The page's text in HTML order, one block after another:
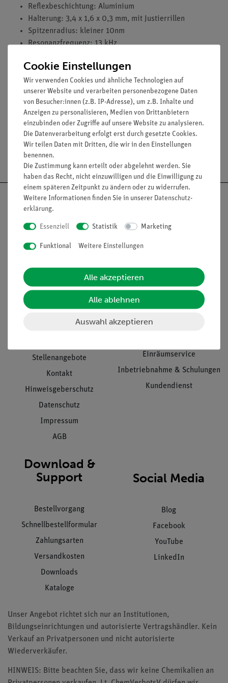
Reflexbeschichtung: Aluminium
Halterung: 3,4 x 1,6 x 0,3 mm, mit Justierrillen
Spitzenradius: kleiner 10nm
Resonanzfrequenz: 13 kHz
Länge: 0,45mm
Breite: 0,05mm
10 Stück
Gewicht: 0,04 kg
Nach oben
Informationen
Unternehmen
Projekte und Lösungen
Stellenangebote
Kontakt
Hinweisgeberschutz
Datenschutz
Impressum
AGB
Übersicht Service
Beratung & Showroom
Einräumservice
Inbetriebnahme & Schulungen
Kundendienst
Download &
Support
Bestellvorgang
Schnellbestellformular
Zahlungsarten
Versandkosten
Downloads
Kataloge
Social Media
Blog
Facebook
YouTube
LinkedIn
Unser Angebot richtet sich nur an Institutionen,
Bildungseinrichtungen und autorisierte Vertragshändler. Kein
Verkauf an Privatpersonen und nicht autorisierte
Wiederverkäufer.
HINWEIS: Bitte beachten Sie, dass wir keine Chemikalien an
Cookie Einstellungen
Wir verwenden Cookies und ähnliche Technologien auf
unserer Website und verarbeiten personenbezogene Daten
von Besucher:innen (z.B. IP-Adresse), um z.B. Inhalte und
Anzeigen zu personalisieren, Medien von Drittanbietern
einzubinden oder Zugriffe auf unsere Website zu analysieren.
Die Datenverarbeitung erfolgt erst durch gesetzte Cookies.
Wir teilen Daten mit Dritten, die wir in den Einstellungen
benennen.
Die Zustimmung kann erteilt oder abgelehnt werden. Sie
haben das Recht, nicht einzuwilligen und die Einwilligung zu
einem späteren Zeitpunkt zu ändern oder zu widerrufen.
Weitere Informationen finden Sie in unserer Daten­schutz­
erklärung.
Essenziell Statistik Marketing
Funktional Weitere Einstellungen
Alle akzeptieren
Alle ablehnen
Auswahl akzeptieren